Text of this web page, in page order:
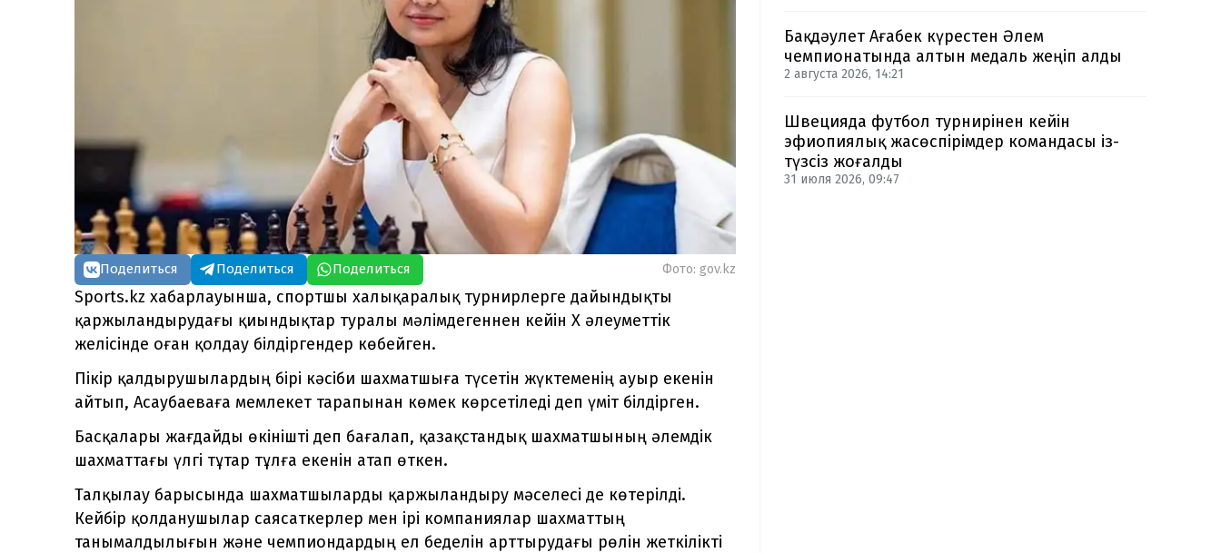
Поделиться Поделиться Поделиться Фото: gov.kz
Sports.kz хабарлауынша, спортшы халықаралық турнирлерге дайындықты
қаржыландырудағы қиындықтар туралы мәлімдегеннен кейін X әлеуметтік
желісінде оған қолдау білдіргендер көбейген.
Пікір қалдырушылардың бірі кәсіби шахматшыға түсетін жүктеменің ауыр екенін
айтып, Асаубаеваға мемлекет тарапынан көмек көрсетіледі деп үміт білдірген.
Басқалары жағдайды өкінішті деп бағалап, қазақстандық шахматшының әлемдік
шахматтағы үлгі тұтар тұлға екенін атап өткен.
Талқылау барысында шахматшыларды қаржыландыру мәселесі де көтерілді.
Кейбір қолданушылар саясаткерлер мен ірі компаниялар шахматтың
танымалдылығын және чемпиондардың ел беделін арттырудағы рөлін жеткілікті
Бақдәулет Ағабек күрестен Әлем
чемпионатында алтын медаль жеңіп алды
2 августа 2026, 14:21
Швецияда футбол турнирінен кейін
эфиопиялық жасөспірімдер командасы із-
түзсіз жоғалды
31 июля 2026, 09:47